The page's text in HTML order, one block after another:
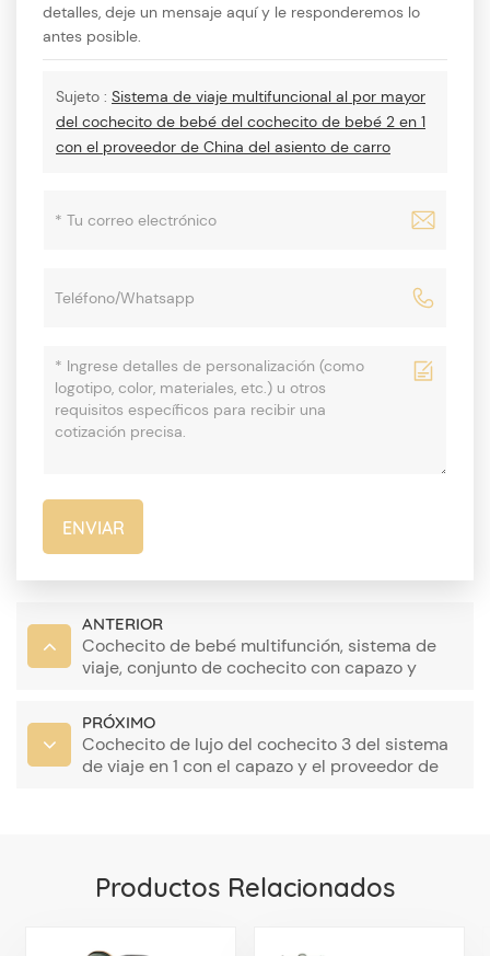
detalles, deje un mensaje aquí y le responderemos lo
antes posible.
Sujeto : Sistema de viaje multifuncional al por mayor
del cochecito de bebé del cochecito de bebé 2 en 1
con el proveedor de China del asiento de carro
ENVIAR
ANTERIOR
Cochecito de bebé multifunción, sistema de
viaje, conjunto de cochecito con capazo y
PRÓXIMO
Cochecito de lujo del cochecito 3 del sistema
de viaje en 1 con el capazo y el proveedor de
Productos Relacionados